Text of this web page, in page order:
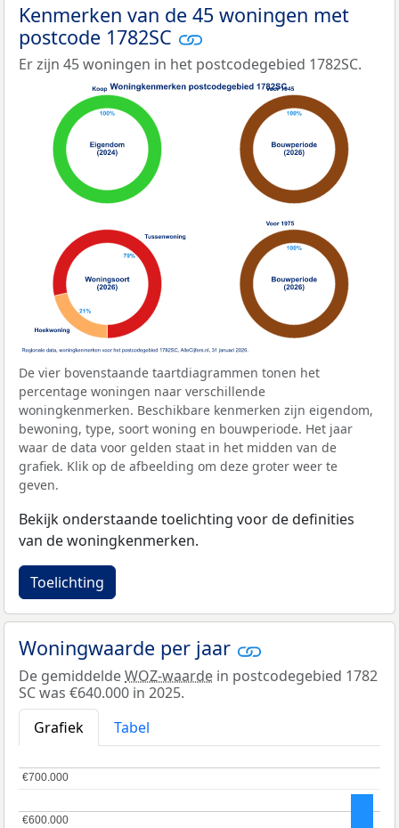
Kenmerken van de 45 woningen met
postcode 1782SC
Er zijn 45 woningen in het postcodegebied 1782SC.
De vier bovenstaande taartdiagrammen tonen het
percentage woningen naar verschillende
woningkenmerken. Beschikbare kenmerken zijn eigendom,
bewoning, type, soort woning en bouwperiode. Het jaar
waar de data voor gelden staat in het midden van de
grafiek. Klik op de afbeelding om deze groter weer te
geven.
Bekijk onderstaande toelichting voor de definities
van de woningkenmerken.
Toelichting
Woningwaarde per jaar
De gemiddeldeWOZ-waarde in postcodegebied 1782
SC was €640.000 in 2025.
Grafiek
Tabel
€600.000
€600.000
€700.000
€700.000